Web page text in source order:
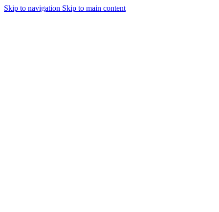
Skip to navigation Skip to main content